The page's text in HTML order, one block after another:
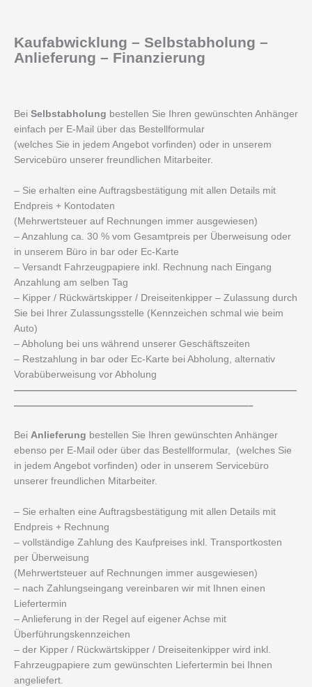
Kaufabwicklung – Selbstabholung –
Anlieferung – Finanzierung
Bei Selbstabholung bestellen Sie Ihren gewünschten Anhänger
einfach per E-Mail über das Bestellformular
(welches Sie in jedem Angebot vorfinden) oder in unserem
Servicebüro unserer freundlichen Mitarbeiter.
– Sie erhalten eine Auftragsbestätigung mit allen Details mit
Endpreis + Kontodaten
(Mehrwertsteuer auf Rechnungen immer ausgewiesen)
– Anzahlung ca. 30 % vom Gesamtpreis per Überweisung oder
in unserem Büro in bar oder Ec-Karte
– Versandt Fahrzeugpapiere inkl. Rechnung nach Eingang
Anzahlung am selben Tag
– Kipper / Rückwärtskipper / Dreiseitenkipper – Zulassung durch
Sie bei Ihrer Zulassungsstelle (Kennzeichen schmal wie beim
Auto)
– Abholung bei uns während unserer Geschäftszeiten
– Restzahlung in bar oder Ec-Karte bei Abholung, alternativ
Vorabüberweisung vor Abholung
—————————————————————————————
————————————————————————–
Bei Anlieferung bestellen Sie Ihren gewünschten Anhänger
ebenso per E-Mail oder über das Bestellformular, (welches Sie
in jedem Angebot vorfinden) oder in unserem Servicebüro
unserer freundlichen Mitarbeiter.
– Sie erhalten eine Auftragsbestätigung mit allen Details mit
Endpreis + Rechnung
– vollständige Zahlung des Kaufpreises inkl. Transportkosten
per Überweisung
(Mehrwertsteuer auf Rechnungen immer ausgewiesen)
– nach Zahlungseingang vereinbaren wir mit Ihnen einen
Liefertermin
– Anlieferung in der Regel auf eigener Achse mit
Überführungskennzeichen
– der Kipper / Rückwärtskipper / Dreiseitenkipper wird inkl.
Fahrzeugpapiere zum gewünschten Liefertermin bei Ihnen
angeliefert.